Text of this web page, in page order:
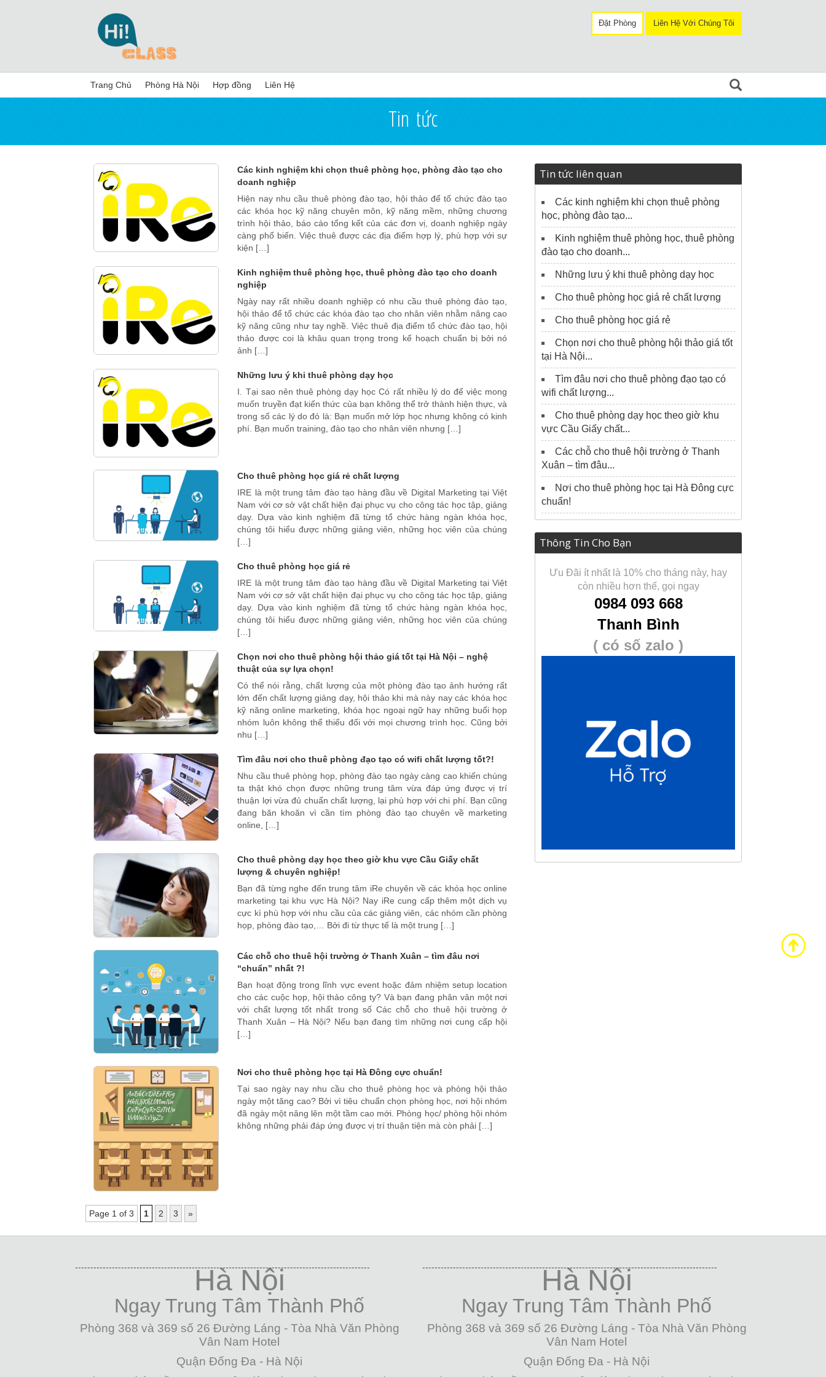
Đặt Phòng Liên Hệ Với Chúng Tôi
Trang Chủ Phòng Hà Nội Hợp đồng Liên Hệ
Tin tức
Các kinh nghiệm khi chọn thuê phòng học, phòng đào tạo cho
doanh nghiệp
Hiện nay nhu cầu thuê phòng đào tạo, hội thảo để tổ chức đào tạo
các khóa học kỹ năng chuyên môn, kỹ năng mềm, những chương
trình hội thảo, báo cáo tổng kết của các đơn vị, doanh nghiệp ngày
càng phổ biến. Việc thuê được các địa điểm hợp lý, phù hợp với sự
kiện […]
Kinh nghiệm thuê phòng học, thuê phòng đào tạo cho doanh
nghiệp
Ngày nay rất nhiều doanh nghiệp có nhu cầu thuê phòng đào tạo,
hội thảo để tổ chức các khóa đào tạo cho nhân viên nhằm nâng cao
kỹ năng cũng như tay nghề. Việc thuê địa điểm tổ chức đào tạo, hội
thảo được coi là khâu quan trọng trong kế hoạch chuẩn bị bởi nó
ảnh […]
Những lưu ý khi thuê phòng dạy học
I. Tại sao nên thuê phòng dạy học Có rất nhiều lý do để việc mong
muốn truyền đạt kiến thức của bạn không thể trở thành hiện thực, và
trong số các lý do đó là: Bạn muốn mở lớp học nhưng không có kinh
phí. Bạn muốn training, đào tạo cho nhân viên nhưng […]
Cho thuê phòng học giá rẻ chất lượng
IRE là một trung tâm đào tạo hàng đầu về Digital Marketing tại Việt
Nam với cơ sở vật chất hiện đại phục vụ cho công tác học tập, giảng
dạy. Dựa vào kinh nghiệm đã từng tổ chức hàng ngàn khóa học,
chúng tôi hiểu được những giảng viên, những học viên của chúng
[…]
Cho thuê phòng học giá rẻ
IRE là một trung tâm đào tạo hàng đầu về Digital Marketing tại Việt
Nam với cơ sở vật chất hiện đại phục vụ cho công tác học tập, giảng
dạy. Dựa vào kinh nghiệm đã từng tổ chức hàng ngàn khóa học,
chúng tôi hiểu được những giảng viên, những học viên của chúng
[…]
Chọn nơi cho thuê phòng hội thảo giá tốt tại Hà Nội – nghệ
thuật của sự lựa chọn!
Có thể nói rằng, chất lượng của một phòng đào tạo ảnh hướng rất
lớn đến chất lượng giảng dạy, hội thảo khi mà này nay các khóa học
kỹ năng online marketing, khóa học ngoại ngữ hay những buổi họp
nhóm luôn không thể thiếu đối với mọi chương trình học. Cũng bởi
nhu […]
Tìm đâu nơi cho thuê phòng đạo tạo có wifi chất lượng tốt?!
Nhu cầu thuê phòng họp, phòng đào tạo ngày càng cao khiến chúng
ta thật khó chọn được những trung tâm vừa đáp ứng được vị trí
thuận lợi vừa đủ chuẩn chất lượng, lại phù hợp với chi phí. Bạn cũng
đang băn khoăn vì cần tìm phòng đào tạo chuyên về marketing
online, […]
Cho thuê phòng dạy học theo giờ khu vực Cầu Giấy chất
lượng & chuyên nghiệp!
Bạn đã từng nghe đến trung tâm iRe chuyên về các khóa học online
marketing tại khu vực Hà Nội? Nay iRe cung cấp thêm một dịch vụ
cực kì phù hợp với nhu cầu của các giảng viên, các nhóm cần phòng
họp, phòng đào tạo,… Bởi đi từ thực tế là một trung […]
Các chỗ cho thuê hội trường ở Thanh Xuân – tìm đâu nơi
“chuẩn” nhất ?!
Bạn hoạt động trong lĩnh vực event hoặc đảm nhiệm setup location
cho các cuộc họp, hội thảo công ty? Và bạn đang phân vân một nơi
với chất lượng tốt nhất trong số Các chỗ cho thuê hội trường ở
Thanh Xuân – Hà Nội? Nếu bạn đang tìm những nơi cung cấp hội
[…]
Nơi cho thuê phòng học tại Hà Đông cực chuẩn!
Tại sao ngày nay nhu cầu cho thuê phòng học và phòng hội thảo
ngày một tăng cao? Bởi vì tiêu chuẩn chọn phòng học, nơi hội nhóm
đã ngày một nâng lên một tầm cao mới. Phòng học/ phòng hội nhóm
không những phải đáp ứng được vị trí thuận tiện mà còn phải […]
Page 1 of 3 1 2 3 »
Tin tức liên quan
Các kinh nghiệm khi chọn thuê phòng
học, phòng đào tạo...
Kinh nghiệm thuê phòng học, thuê phòng
đào tạo cho doanh...
Những lưu ý khi thuê phòng dạy học
Cho thuê phòng học giá rẻ chất lượng
Cho thuê phòng học giá rẻ
Chọn nơi cho thuê phòng hội thảo giá tốt
tại Hà Nội...
Tìm đâu nơi cho thuê phòng đạo tạo có
wifi chất lượng...
Cho thuê phòng dạy học theo giờ khu
vực Cầu Giấy chất...
Các chỗ cho thuê hội trường ở Thanh
Xuân – tìm đâu...
Nơi cho thuê phòng học tại Hà Đông cực
chuẩn!
Thông Tin Cho Bạn
Ưu Đãi ít nhất là 10% cho tháng này, hay
còn nhiều hơn thế, gọi ngay
0984 093 668
Thanh Bình
( có số zalo )
------------------------------------------------------------------------------------------------
Hà Nội
Ngay Trung Tâm Thành Phố
Phòng 368 và 369 số 26 Đường Láng - Tòa Nhà Văn Phòng
Vân Nam Hotel
Quận Đống Đa - Hà Nội
------------------------------------------------------------------------------------------------
Hà Nội
Ngay Trung Tâm Thành Phố
Phòng 368 và 369 số 26 Đường Láng - Tòa Nhà Văn Phòng
Vân Nam Hotel
Quận Đống Đa - Hà Nội